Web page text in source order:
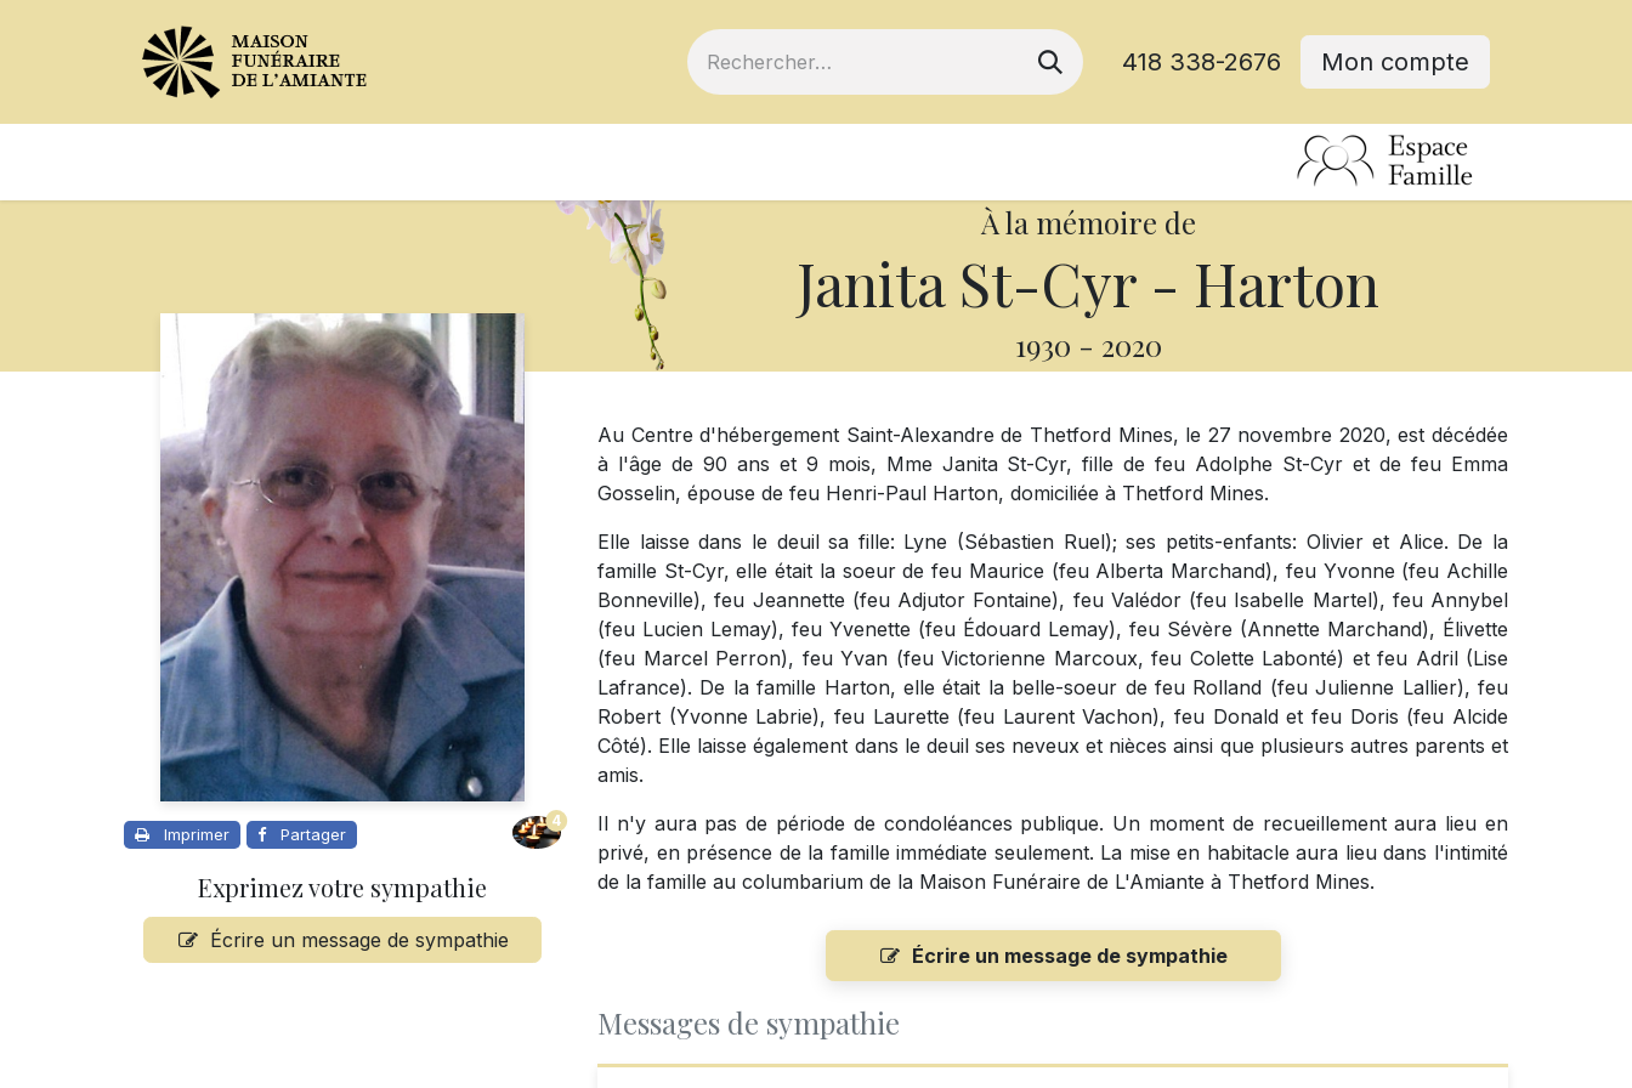
418 338-2676 Mon compte
À la mémoire de
Janita St-Cyr - Harton
1930 - 2020
Imprimer Partager
4
Exprimez votre sympathie
Écrire un message de sympathie
Au Centre d'hébergement Saint-Alexandre de Thetford Mines, le 27 novembre 2020, est décédée
à l'âge de 90 ans et 9 mois, Mme Janita St-Cyr, fille de feu Adolphe St-Cyr et de feu Emma
Gosselin, épouse de feu Henri-Paul Harton, domiciliée à Thetford Mines.
Elle laisse dans le deuil sa fille: Lyne (Sébastien Ruel); ses petits-enfants: Olivier et Alice. De la
famille St-Cyr, elle était la soeur de feu Maurice (feu Alberta Marchand), feu Yvonne (feu Achille
Bonneville), feu Jeannette (feu Adjutor Fontaine), feu Valédor (feu Isabelle Martel), feu Annybel
(feu Lucien Lemay), feu Yvenette (feu Édouard Lemay), feu Sévère (Annette Marchand), Élivette
(feu Marcel Perron), feu Yvan (feu Victorienne Marcoux, feu Colette Labonté) et feu Adril (Lise
Lafrance). De la famille Harton, elle était la belle-soeur de feu Rolland (feu Julienne Lallier), feu
Robert (Yvonne Labrie), feu Laurette (feu Laurent Vachon), feu Donald et feu Doris (feu Alcide
Côté). Elle laisse également dans le deuil ses neveux et nièces ainsi que plusieurs autres parents et
amis.
Il n'y aura pas de période de condoléances publique. Un moment de recueillement aura lieu en
privé, en présence de la famille immédiate seulement. La mise en habitacle aura lieu dans l'intimité
de la famille au columbarium de la Maison Funéraire de L'Amiante à Thetford Mines.
Écrire un message de sympathie
Messages de sympathie